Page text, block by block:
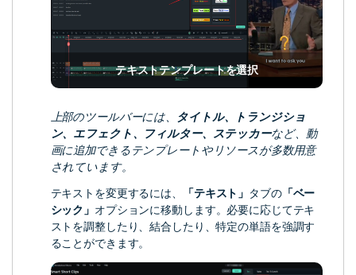
テキストテンプレートを選択
上部のツールバーには、
タイトル、トランジショ
ン、エフェクト、フィルター、ステッカーなど、動
画に追加できるテンプレートやリソースが多数用意
されています。
テキストを変更するには、
「テキスト」 タブの「ベー
シック」 オプションに移動します。必要に応じてテキ
ストを調整したり、結合したり、特定の単語を強調す
ることができます。